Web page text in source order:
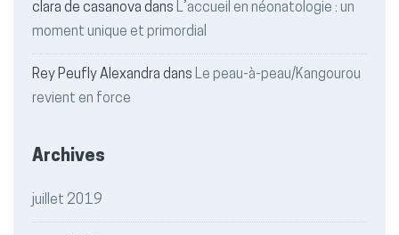
clara de casanova dans L’accueil en néonatologie : un
moment unique et primordial
Rey Peufly Alexandra dans Le peau-à-peau/Kangourou
revient en force
Archives
juillet 2019